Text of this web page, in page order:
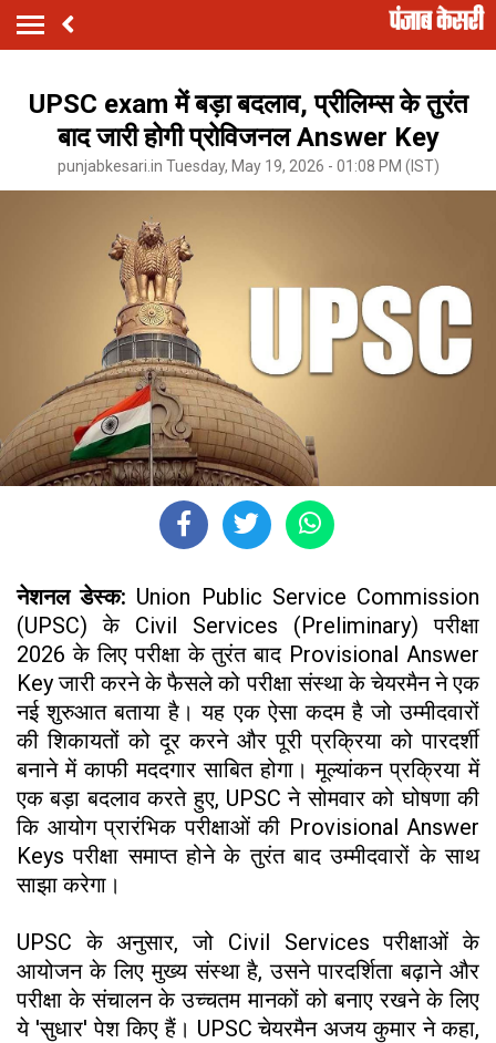
UPSC exam में बड़ा बदलाव, प्रीलिम्स के तुरंत
बाद जारी होगी प्रोविजनल Answer Key
punjabkesari.in Tuesday, May 19, 2026 - 01:08 PM (IST)
नेशनल डेस्क: Union Public Service Commission
(UPSC) के Civil Services (Preliminary) परीक्षा
2026 के लिए परीक्षा के तुरंत बाद Provisional Answer
Key जारी करने के फैसले को परीक्षा संस्था के चेयरमैन ने एक
नई शुरुआत बताया है। यह एक ऐसा कदम है जो उम्मीदवारों
की शिकायतों को दूर करने और पूरी प्रक्रिया को पारदर्शी
बनाने में काफी मददगार साबित होगा। मूल्यांकन प्रक्रिया में
एक बड़ा बदलाव करते हुए, UPSC ने सोमवार को घोषणा की
कि आयोग प्रारंभिक परीक्षाओं की Provisional Answer
Keys परीक्षा समाप्त होने के तुरंत बाद उम्मीदवारों के साथ
साझा करेगा।
UPSC के अनुसार, जो Civil Services परीक्षाओं के
आयोजन के लिए मुख्य संस्था है, उसने पारदर्शिता बढ़ाने और
परीक्षा के संचालन के उच्चतम मानकों को बनाए रखने के लिए
ये 'सुधार' पेश किए हैं। UPSC चेयरमैन अजय कुमार ने कहा,